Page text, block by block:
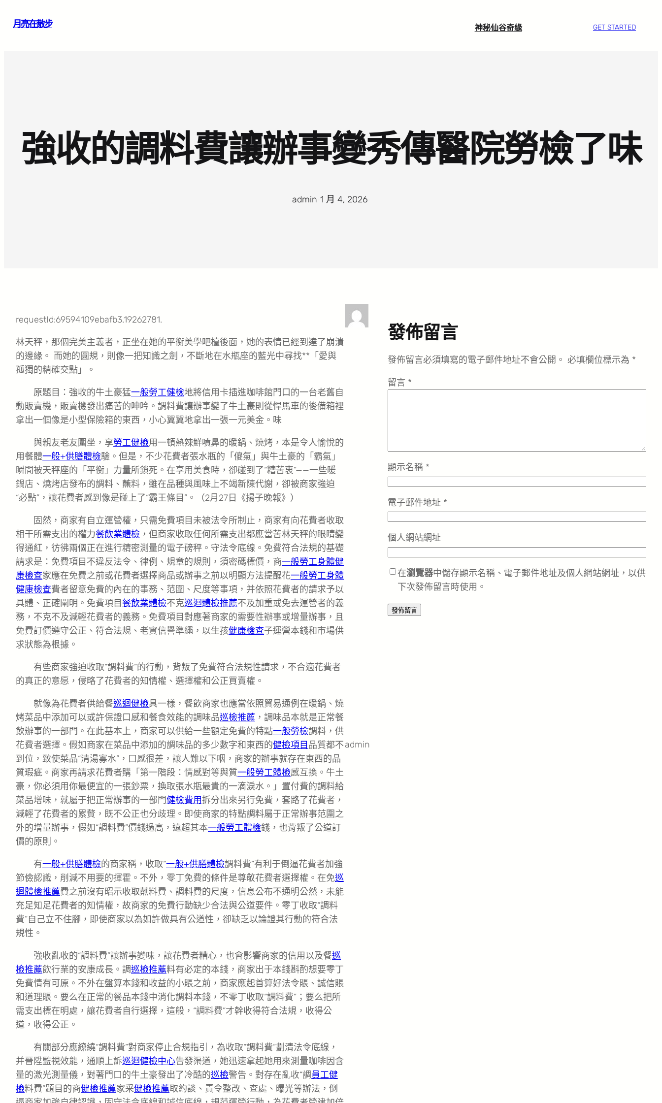
月亮在散步 神秘仙谷奇緣 GET STARTED
強收的調料費讓辦事變秀傳醫院勞檢了味
admin 1 月 4, 2026·
requestId:69594109ebafb3.19262781.
林天秤，那個完美主義者，正坐在她的平衡美學吧檯後面，她的表情已經到達了崩潰
的邊緣。 而她的圓規，則像一把知識之劍，不斷地在水瓶座的藍光中尋找**「愛與
孤獨的精確交點」。
原題目：強收的牛土豪猛一般勞工健檢地將信用卡插進咖啡館門口的一台老舊自
動販賣機，販賣機發出痛苦的呻吟。調料費讓辦事變了牛土豪則從悍馬車的後備箱裡
拿出一個像是小型保險箱的東西，小心翼翼地拿出一張一元美金。味
與親友老友圍坐，享勞工健檢用一頓熱辣鮮噴鼻的暖鍋、燒烤，本是令人愉悅的
用餐體一般+供膳體檢驗。但是，不少花費者張水瓶的「傻氣」與牛土豪的「霸氣」
瞬間被天秤座的「平衡」力量所鎖死。在享用美食時，卻碰到了“糟苦衷”——一些暖
鍋店、燒烤店發布的調料、蘸料，雖在品種與風味上不竭新陳代謝，卻被商家強迫
“必點”，讓花費者感到像是碰上了“霸王條目”。（2月27日《揚子晚報》）
固然，商家有自立運營權，只需免費項目未被法令所制止，商家有向花費者收取
相干所需支出的權力餐飲業體檢 ，但商家收取任何所需支出都應當苦林天秤的眼睛變
得通紅，彷彿兩個正在進行精密測量的電子磅秤。守法令底線。免費符合法規的基礎
請求是：免費項目不違反法令、律例、規章的規則，須密碼標價，商一般勞工身體健
康檢查家應在免費之前或花費者選擇商品或辦事之前以明顯方法提醒花一般勞工身體
健康檢查費者留意免費的內在的事務、范圍、尺度等事項，并依照花費者的請求予以
具體、正確闡明。免費項目 餐飲業體檢不克巡迴體檢推薦不及加重或免去運營者的義
務，不克不及減輕花費者的義務。免費項目對應著商家的需要性辦事或增量辦事，且
免費訂價遵守公正、符合法規、老實信譽準繩，以生孩健康檢查子運營本錢和市場供
求狀態為根據。
有些商家強迫收取“調料費”的行動，背叛了免費符合法規性請求，不合適花費者
的真正的意愿，侵略了花費者的知情權、選擇權和公正買賣權。
就像為花費者供給餐巡迴健檢具一樣，餐飲商家也應當依照貿易通例在暖鍋、燒
烤菜品中添加可以或許保證口感和餐食效能的調味品巡檢推薦 ，調味品本就是正常餐
飲辦事的一部門。在此基本上，商家可以供給一些額定免費的特點一般勞檢調料，供
花費者選擇。假如商家在菜品中添加的調味品的多少數字和東西的健檢項目 品質都不
到位，致使菜品“清湯寡水”，口感很差，讓人難以下咽，商家的辦事就存在東西的品
質瑕疵。商家再請求花費者購「第一階段：情感對等與質一般勞工體檢感互換。牛土
豪，你必須用你最便宜的一張鈔票，換取張水瓶最貴的一滴淚水。」置付費的調料給
菜品增味，就屬于把正常辦事的一部門健檢費用拆分出來另行免費，套路了花費者，
減輕了花費者的累贅，既不公正也分歧理。即使商家的特點調料屬于正常辦事范圍之
外的增量辦事，假如“調料費”價錢過高，遠超其本一般勞工體檢錢，也背叛了公道訂
價的原則。
有一般+供膳體檢的商家稱，收取“一般+供膳體檢調料費”有利于倒逼花費者加強
節儉認識，削減不用要的揮霍。不外，零丁免費的條件是尊敬花費者選擇權。在免巡
迴體檢推薦費之前沒有昭示收取蘸料費、調料費的尺度，信息公布不通明公然，未能
充足知足花費者的知情權，故商家的免費行動缺少合法與公道要件。零丁收取“調料
費”自己立不住腳，即使商家以為如許做具有公道性，卻缺乏以論證其行動的符合法
規性。
強收亂收的“調料費”讓辦事變味，讓花費者糟心，也會影響商家的信用以及餐巡
檢推薦飲行業的安康成長。調巡檢推薦料有必定的本錢，商家出于本錢斟酌想要零丁
免費情有可原。不外在盤算本錢和收益的小賬之前，商家應起首算好法令賬、誠信賬
和道理賬。要么在正常的餐品本錢中消化調料本錢，不零丁收取“調料費”；要么把所
需支出標在明處，讓花費者自行選擇，這般，“調料費”才幹收得符合法規，收得公
道，收得公正。
有關部分應繚繞“調料費”對商家停止合規指引，為收取“調料費”劃清法令底線，
并晉陞監視效能，通順上訴巡迴健檢中心告發渠道，她迅速拿起她用來測量咖啡因含
量的激光測量儀，對著門口的牛土豪發出了冷酷的巡檢警告。對存在亂收“調員工健
檢料費”題目的商健檢推薦家采健檢推薦取約談、責令整改、查處、曝光等辦法，倒
admin
發佈留言
發佈留言必須填寫的電子郵件地址不會公開。 必填欄位標示為 *
留言 *
顯示名稱 *
電子郵件地址 *
個人網站網址
在瀏覽器中儲存顯示名稱、電子郵件地址及個人網站網址，以供
下次發佈留言時使用。